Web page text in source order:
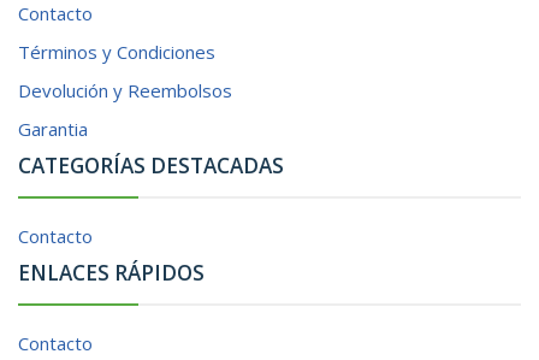
Contacto
Términos y Condiciones
Devolución y Reembolsos
Garantia
CATEGORÍAS DESTACADAS
Contacto
ENLACES RÁPIDOS
Contacto